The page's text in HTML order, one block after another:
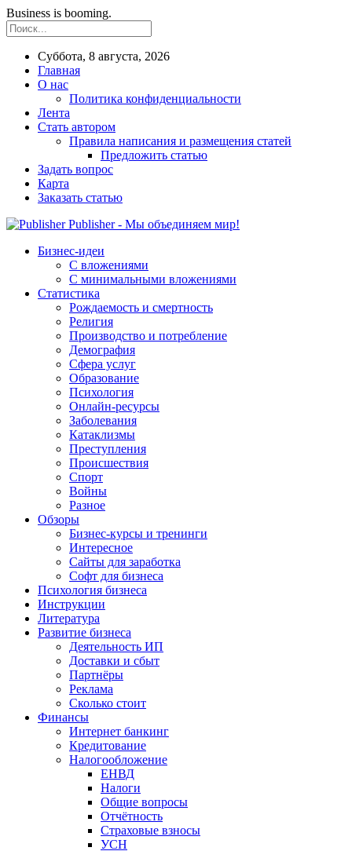
Business is booming.
Суббота, 8 августа, 2026
Главная
О нас
Политика конфиденциальности
Лента
Стать автором
Правила написания и размещения статей
Предложить статью
Задать вопрос
Карта
Заказать статью
Publisher - Мы объединяем мир!
Бизнес-идеи
С вложениями
С минимальными вложениями
Статистика
Рождаемость и смертность
Религия
Производство и потребление
Демография
Сфера услуг
Образование
Психология
Онлайн-ресурсы
Заболевания
Катаклизмы
Преступления
Происшествия
Спорт
Войны
Разное
Обзоры
Бизнес-курсы и тренинги
Интересное
Сайты для заработка
Софт для бизнеса
Психология бизнеса
Инструкции
Литература
Развитие бизнеса
Деятельность ИП
Доставки и сбыт
Партнёры
Реклама
Сколько стоит
Финансы
Интернет банкинг
Кредитование
Налогообложение
ЕНВД
Налоги
Общие вопросы
Отчётность
Страховые взносы
УСН